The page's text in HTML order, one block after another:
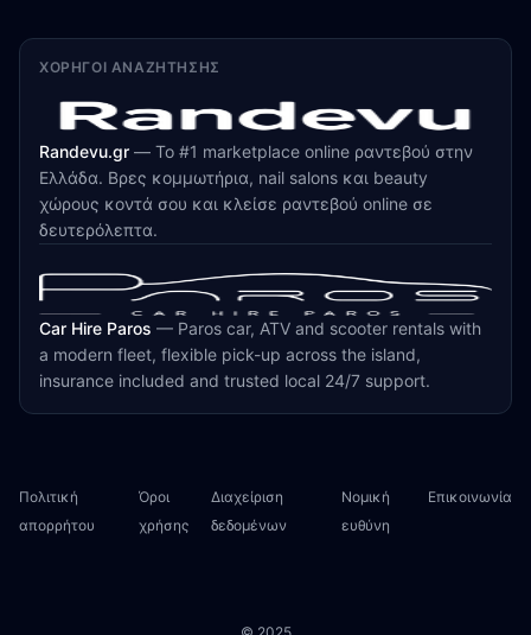
ΧΟΡΗΓΟΊ ΑΝΑΖΉΤΗΣΗΣ
Randevu.gr — Το #1 marketplace online ραντεβού στην
Ελλάδα. Βρες κομμωτήρια, nail salons και beauty
χώρους κοντά σου και κλείσε ραντεβού online σε
δευτερόλεπτα.
Car Hire Paros — Paros car, ATV and scooter rentals with
a modern fleet, flexible pick-up across the island,
insurance included and trusted local 24/7 support.
Πολιτική
απορρήτου
Όροι
χρήσης
Διαχείριση
δεδομένων
Νομική
ευθύνη
Επικοινωνία